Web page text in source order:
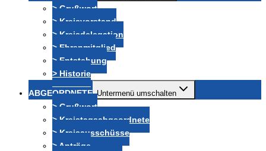
> Grußwort
> Kreisvorstand
> Kreisdelegation
> Ehrenmitglied
> Entstehung
> Historie
ABGEORDNETE Untermenü umschalten
> Grußwort
> Kreistagsabgeordnete
> Kreisausschüsse
> Anträge